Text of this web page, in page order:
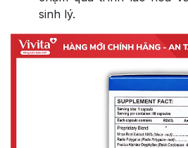
sinh lý.